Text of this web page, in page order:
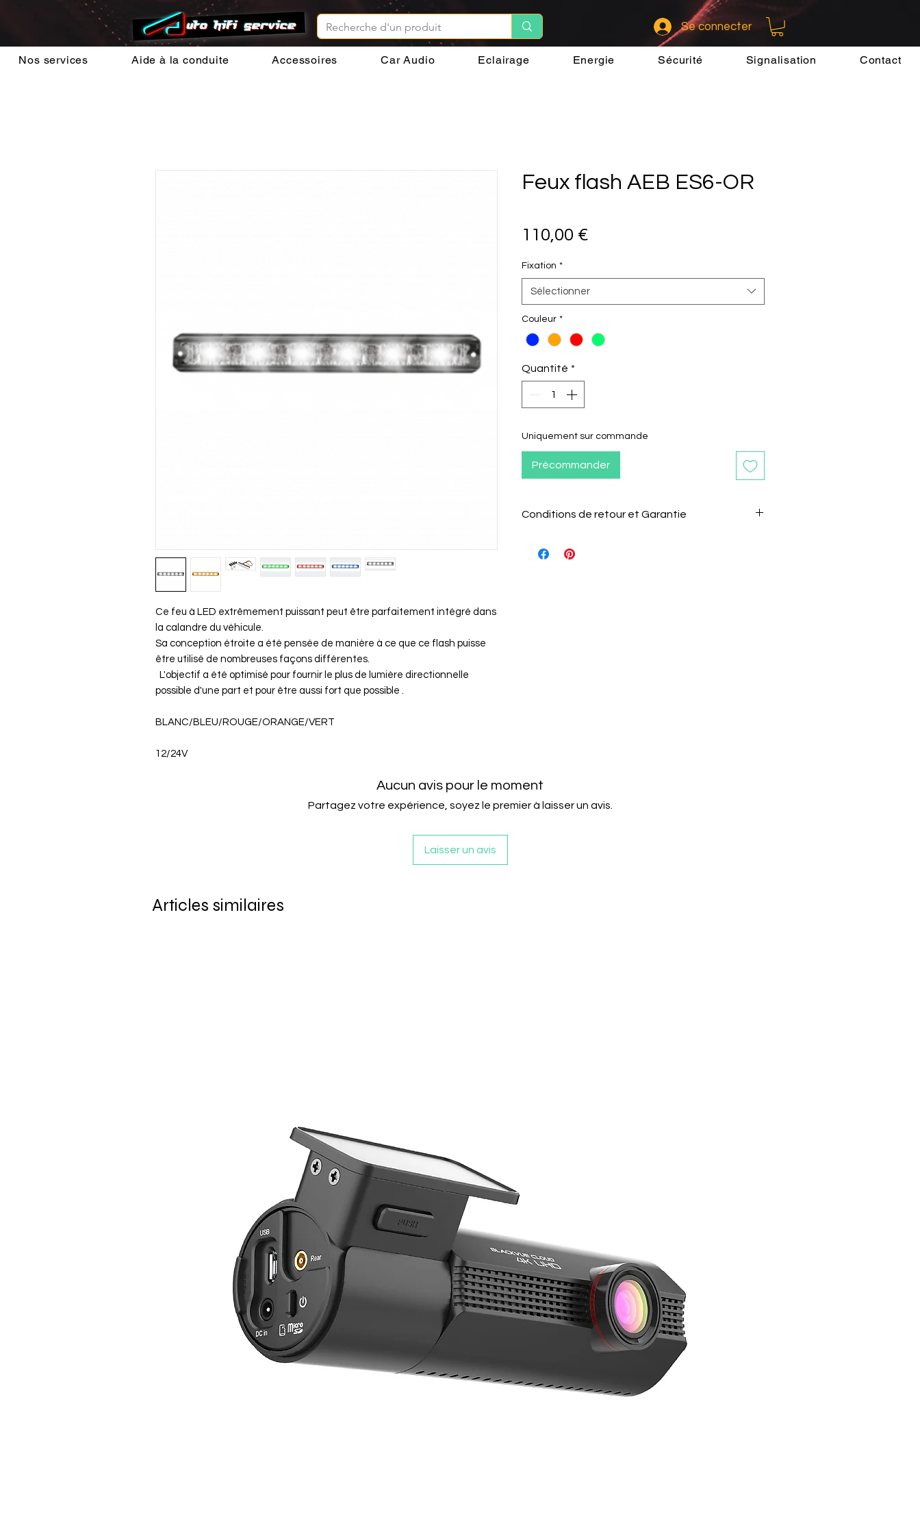
Se connecter
Nos services Aide à la conduite Accessoires Car Audio Eclairage Energie Sécurité Signalisation Contact
Ce feu à LED extrêmement puissant peut être parfaitement intégré dans
la calandre du véhicule.
Sa conception étroite a été pensée de manière à ce que ce flash puisse
être utilisé de nombreuses façons différentes.
L'objectif a été optimisé pour fournir le plus de lumière directionnelle
possible d'une part et pour être aussi fort que possible .
BLANC/BLEU/ROUGE/ORANGE/VERT
12/24V
Feux flash AEB ES6-OR
110,00 €
Fixation *
Sélectionner
Couleur *
Quantité *
Uniquement sur commande
Précommander
Conditions de retour et Garantie
pour le retourner sans motif.
Aucun avis pour le moment
Partagez votre expérience, soyez le premier à laisser un avis.
Laisser un avis
Articles similaires